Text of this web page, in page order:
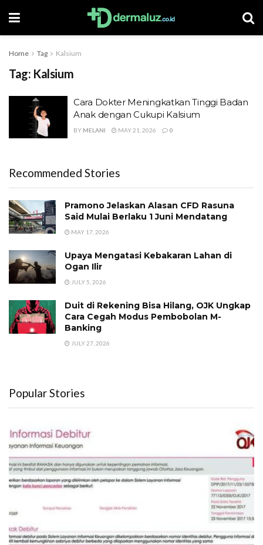
Home Tag Kalsium
Tag: Kalsium
Cara Dokter Meningkatkan Tinggi Badan
Anak dengan Cukupi Kalsium
BY MELANI MAY 21, 2026 0
Recommended Stories
Pramono Jelaskan Alasan CFD Rasuna
Said Mulai Berlaku 1 Juni Mendatang
MAY 17, 2026
Upaya Mengatasi Kebakaran Lahan di
Ogan Ilir
JULY 5, 2026
Duit di Rekening Bisa Hilang, OJK Ungkap
Cara Cegah Modus Pembobolan M-
Banking
JULY 27, 2026
Popular Stories